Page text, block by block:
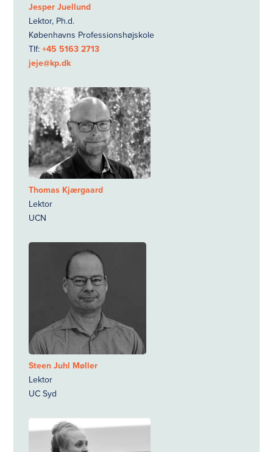
Jesper Juellund
Lektor, Ph.d.
Københavns Professionshøjskole
Tlf:+45 5163 2713
jeje@kp.dk
Thomas Kjærgaard
Lektor
UCN
Steen Juhl Møller
Lektor
UC Syd